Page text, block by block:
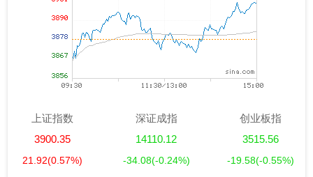
上证指数
3900.35
21.92(0.57%)
深证成指
14110.12
-34.08(-0.24%)
创业板指
3515.56
-19.58(-0.55%)